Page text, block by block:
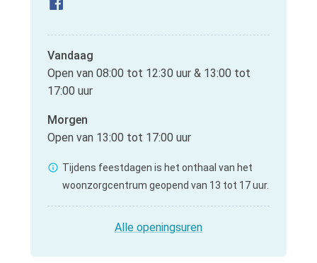
Facebook Thuisdiensten
Vandaag
Open van 08:00 tot 12:30 uur & 13:00 tot
17:00 uur
Morgen
Open van 13:00 tot 17:00 uur
Tijdens feestdagen is het onthaal van het
woonzorgcentrum geopend van 13 tot 17 uur.
Alle openingsurenThuisdiensten